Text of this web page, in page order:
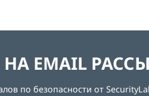
EMAIL
по безопасности от